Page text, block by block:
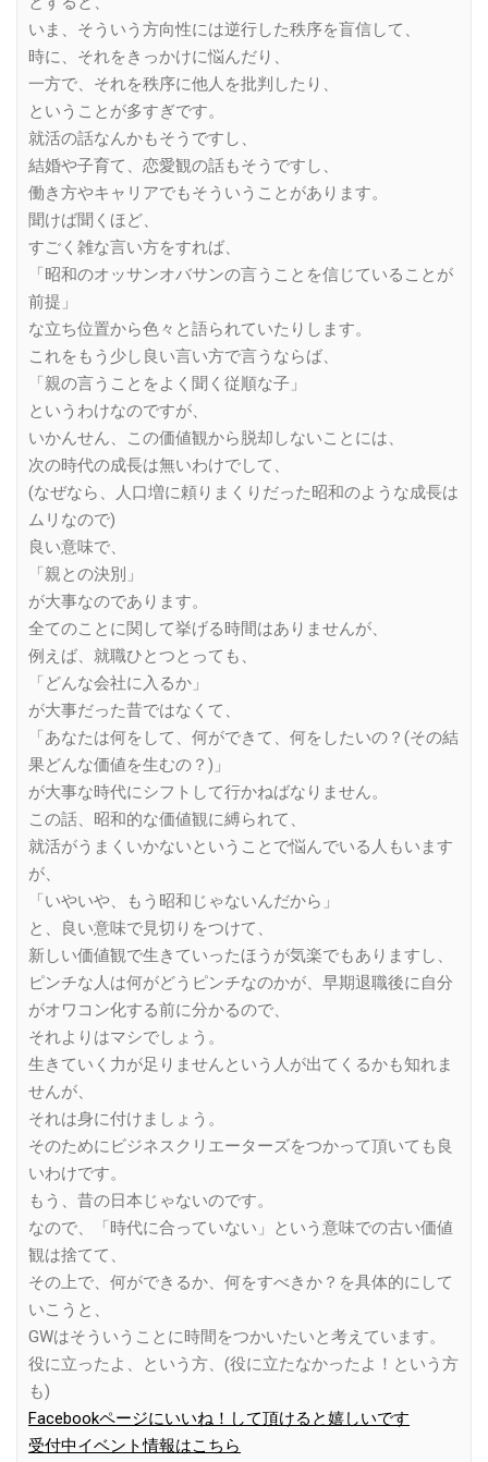
いま、そういう方向性には逆行した秩序を盲信して、
時に、それをきっかけに悩んだり、
一方で、それを秩序に他人を批判したり、
ということが多すぎです。
就活の話なんかもそうですし、
結婚や子育て、恋愛観の話もそうですし、
働き方やキャリアでもそういうことがあります。
聞けば聞くほど、
すごく雑な言い方をすれば、
「昭和のオッサンオバサンの言うことを信じていることが
前提」
な立ち位置から色々と語られていたりします。
これをもう少し良い言い方で言うならば、
「親の言うことをよく聞く従順な子」
というわけなのですが、
いかんせん、この価値観から脱却しないことには、
次の時代の成長は無いわけでして、
(なぜなら、人口増に頼りまくりだった昭和のような成長は
ムリなので)
良い意味で、
「親との決別」
が大事なのであります。
全てのことに関して挙げる時間はありませんが、
例えば、就職ひとつとっても、
「どんな会社に入るか」
が大事だった昔ではなくて、
「あなたは何をして、何ができて、何をしたいの？(その結
果どんな価値を生むの？)」
が大事な時代にシフトして行かねばなりません。
この話、昭和的な価値観に縛られて、
就活がうまくいかないということで悩んでいる人もいます
が、
「いやいや、もう昭和じゃないんだから」
と、良い意味で見切りをつけて、
新しい価値観で生きていったほうが気楽でもありますし、
ピンチな人は何がどうピンチなのかが、早期退職後に自分
がオワコン化する前に分かるので、
それよりはマシでしょう。
生きていく力が足りませんという人が出てくるかも知れま
せんが、
それは身に付けましょう。
そのためにビジネスクリエーターズをつかって頂いても良
いわけです。
もう、昔の日本じゃないのです。
なので、「時代に合っていない」という意味での古い価値
観は捨てて、
その上で、何ができるか、何をすべきか？を具体的にして
いこうと、
GWはそういうことに時間をつかいたいと考えています。
役に立ったよ、という方、(役に立たなかったよ！という方
も)
Facebookページにいいね！して頂けると嬉しいです
受付中イベント情報はこちら